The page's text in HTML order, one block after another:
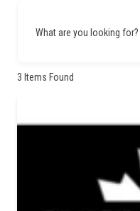
What are you looking for?
3 Items Found